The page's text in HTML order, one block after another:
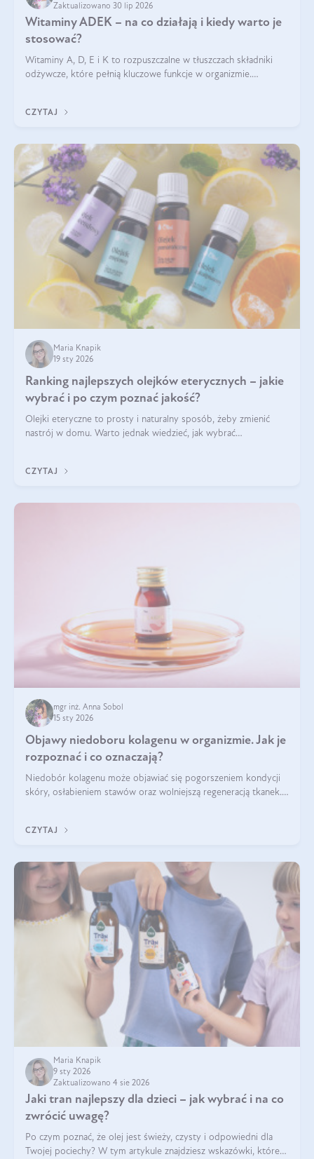
Zaktualizowano 30 lip 2026
Witaminy ADEK – na co działają i kiedy warto je
stosować?
Witaminy A, D, E i K to rozpuszczalne w tłuszczach składniki
odżywcze, które pełnią kluczowe funkcje w organizmie.
CZYTAJ
Maria Knapik
19 sty 2026
Ranking najlepszych olejków eterycznych – jakie
wybrać i po czym poznać jakość?
Olejki eteryczne to prosty i naturalny sposób, żeby zmienić
nastrój w domu. Warto jednak wiedzieć, jak wybrać
kryteria wyboru!
CZYTAJ
mgr inż. Anna Sobol
15 sty 2026
Objawy niedoboru kolagenu w organizmie. Jak je
rozpoznać i co oznaczają?
Niedobór kolagenu może objawiać się pogorszeniem kondycji
skóry, osłabieniem stawów oraz wolniejszą regeneracją tkanek.
osłabienie włosów.
CZYTAJ
Maria Knapik
9 sty 2026
Zaktualizowano 4 sie 2026
Jaki tran najlepszy dla dzieci – jak wybrać i na co
zwrócić uwagę?
Po czym poznać, że olej jest świeży, czysty i odpowiedni dla
Twojej pociechy? W tym artykule znajdziesz wskazówki, które